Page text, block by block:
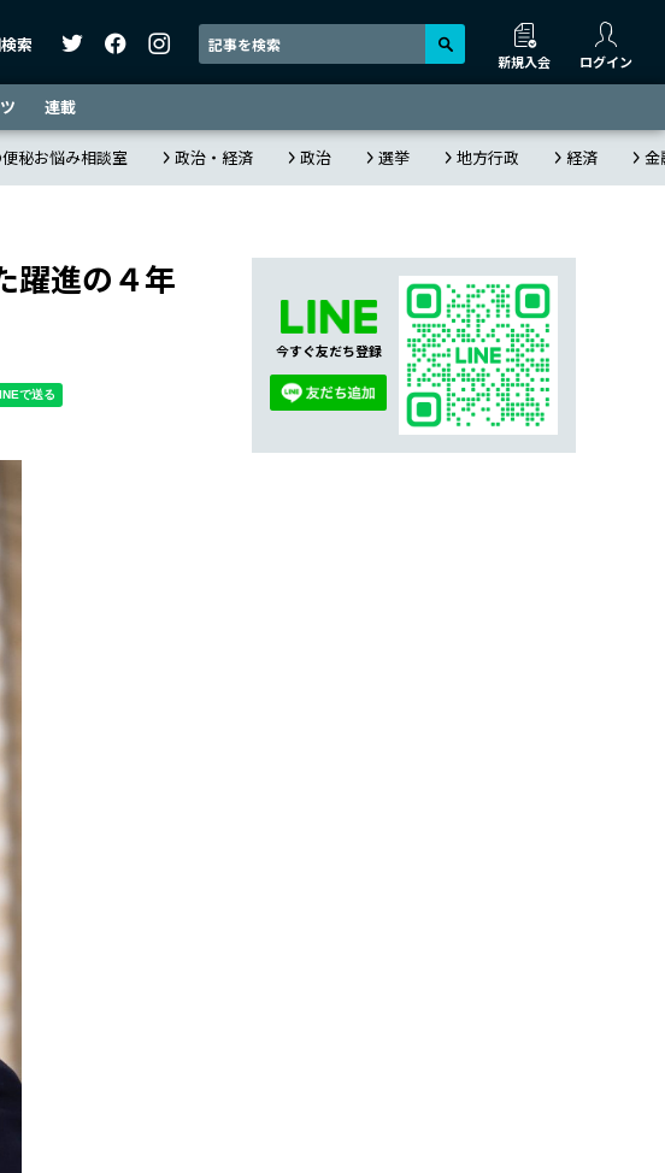
索
新規入会 ログイン
連載
秘お悩み相談室 政治・経済 政治 選挙 地方行政 経済 金
躍進の４年
今すぐ友だち登録